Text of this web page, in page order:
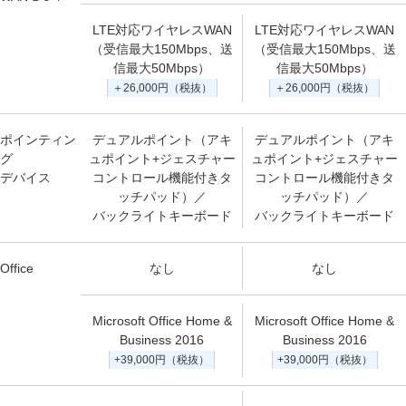
LTE対応ワイヤレスWAN
（受信最大150Mbps、送
信最大50Mbps）
＋26,000円（税抜）
LTE対応ワイヤレスWAN
（受信最大150Mbps、送
信最大50Mbps）
＋26,000円（税抜）
ポインティン
グ
デバイス
デュアルポイント（アキ
ュポイント+ジェスチャー
コントロール機能付きタ
ッチパッド）／
バックライトキーボード
デュアルポイント（アキ
ュポイント+ジェスチャー
コントロール機能付きタ
ッチパッド）／
バックライトキーボード
Office なし なし
Microsoft Office Home &
Business 2016
+39,000円（税抜）
Microsoft Office Home &
Business 2016
+39,000円（税抜）